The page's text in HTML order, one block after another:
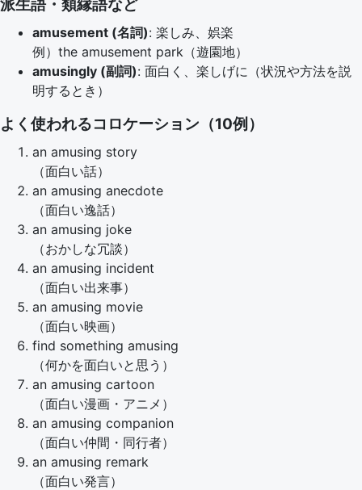
派生語・類縁語など
amusement (名詞): 楽しみ、娯楽
例）the amusement park（遊園地）
amusingly (副詞): 面白く、楽しげに（状況や方法を説
明するとき）
よく使われるコロケーション（10例）
an amusing story
（面白い話）
an amusing anecdote
（面白い逸話）
an amusing joke
（おかしな冗談）
an amusing incident
（面白い出来事）
an amusing movie
（面白い映画）
find something amusing
（何かを面白いと思う）
an amusing cartoon
（面白い漫画・アニメ）
an amusing companion
（面白い仲間・同行者）
an amusing remark
（面白い発言）